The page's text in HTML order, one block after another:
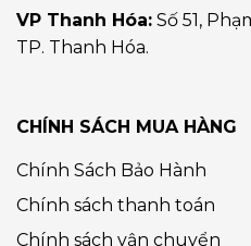
VP Thanh Hóa: Số 51,
TP. Thanh Hóa.
CHÍNH SÁCH MUA HÀNG
Chính Sách Bảo Hành
Chính sách thanh toán
Chính sách vận chuyển